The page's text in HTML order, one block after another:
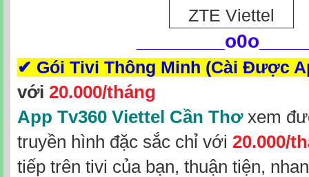
✔ Gói Tivi Thông Minh (Cài Được
với 20.000/tháng
App Tv360 Viettel Cần Thơxem
truyền hình đặc sắc chỉ với 20.000/
tiếp trên tivi của bạn, thuận tiện,